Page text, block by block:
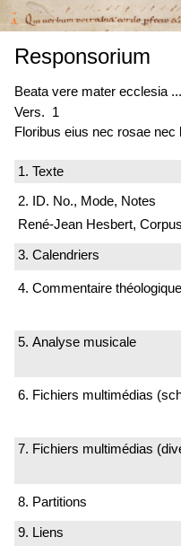
Responsorium
Beata vere mater ecclesia ...
Vers. 1
Floribus eius nec rosae nec
1. Texte
2. ID. No., Mode, Notes
René-Jean Hesbert,
3. Calendriers
4. Commentaire théologique
5. Analyse musicale
6. Fichiers multimédias
7. Fichiers multimédias
8. Partitions
9. Liens